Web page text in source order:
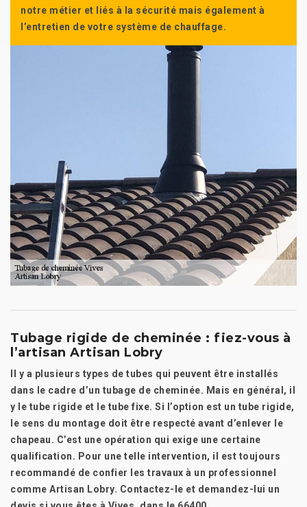
notre métier et liés à la sécurité mais également à
l’entretien de votre système de chauffage.
Tubage rigide de cheminée : fiez-vous à
l’artisan Artisan Lobry
Il y a plusieurs types de tubes qui peuvent être installés
dans le cadre d’un tubage de cheminée. Mais en général, il
y le tube rigide et le tube fixe. Si l’option est un tube rigide,
le sens du montage doit être respecté avant d’enlever le
chapeau. C’est une opération qui exige une certaine
qualification. Pour une telle intervention, il est toujours
recommandé de confier les travaux à un professionnel
comme Artisan Lobry. Contactez-le et demandez-lui un